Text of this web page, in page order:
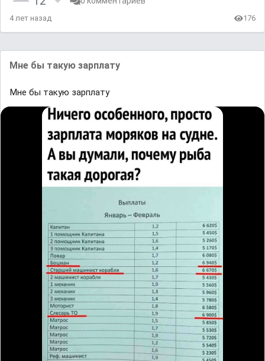
4 лет назад 176
Мне бы тaкyю зaрплaту
Мне бы тaкyю зaрплaту